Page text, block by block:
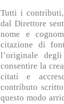
Tutti i
dal Direttore
nome e
citazione di
l’originale
consentire la
citati e
contributo
questo modo